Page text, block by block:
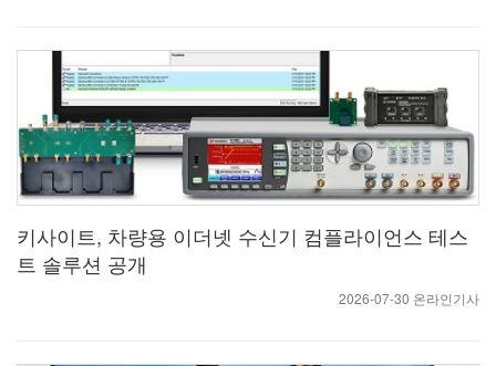
키사이트, 차량용 이더넷 수신기 컴플라이언스 테스
트 솔루션 공개
2026-07-30 온라인기사